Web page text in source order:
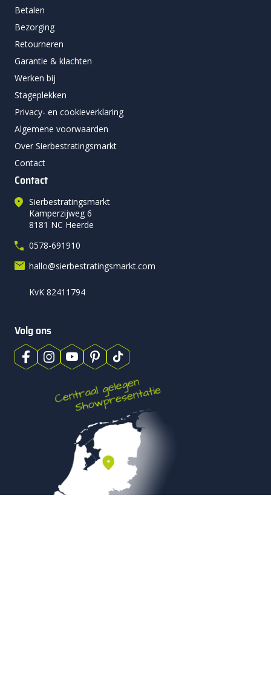
Betalen
Bezorging
Retourneren
Garantie & klachten
Werken bij
Stageplekken
Privacy- en cookieverklaring
Algemene voorwaarden
Over Sierbestratingsmarkt
Contact
Contact
Sierbestratingsmarkt
Kamperzijweg 6
8181 NC Heerde
0578-691910
hallo@sierbestratingsmarkt.com
KvK 82411794
Volg ons